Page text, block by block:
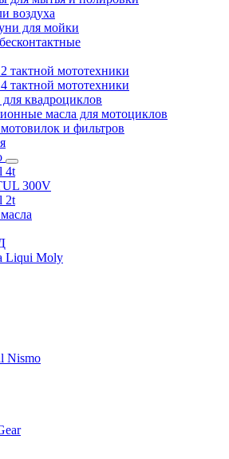
воздуха
для мойки
тактной мототехники
тактной мототехники
квадроциклов
масла для мотоциклов
и фильтров
4t
300V
2t
Liqui Moly
Nismo